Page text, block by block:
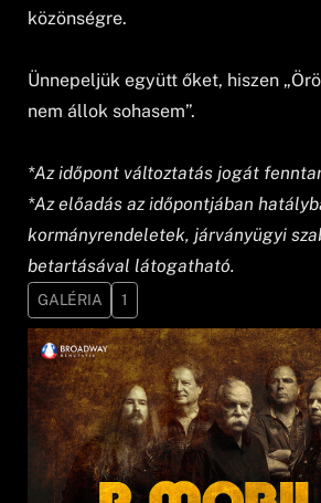
közönségre.
Ünnepeljük együtt őket, hiszen
nem állok sohasem”.
*Az időpont változtatás jogát
*Az előadás az időpontjában
kormányrendeletek, járványügyi
betartásával látogatható.
GALÉRIA 1